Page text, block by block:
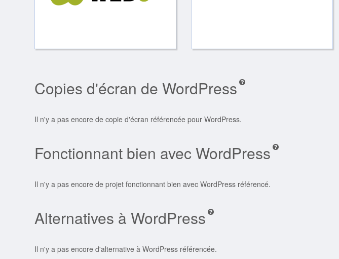
Copies d'écran de WordPress
Il n'y a pas encore de copie d'écran référencée pour WordPress.
Fonctionnant bien avec WordPress
Il n'y a pas encore de projet fonctionnant bien avec WordPress référencé.
Alternatives à WordPress
Il n'y a pas encore d'alternative à WordPress référencée.